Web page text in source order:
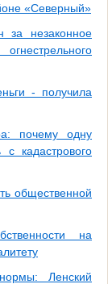
«Северный»
за незаконное
- получила
почему одну
кадастрового
общественной
на
Ленский